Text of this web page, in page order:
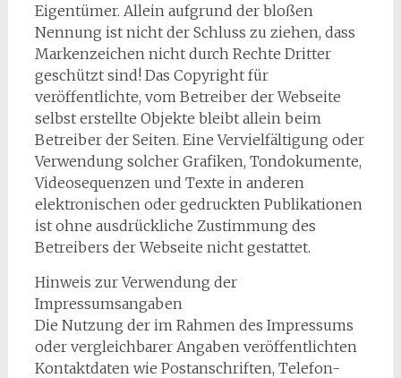
Eigentümer. Allein aufgrund der bloßen
Nennung ist nicht der Schluss zu ziehen, dass
Markenzeichen nicht durch Rechte Dritter
geschützt sind! Das Copyright für
veröffentlichte, vom Betreiber der Webseite
selbst erstellte Objekte bleibt allein beim
Betreiber der Seiten. Eine Vervielfältigung oder
Verwendung solcher Grafiken, Tondokumente,
Videosequenzen und Texte in anderen
elektronischen oder gedruckten Publikationen
ist ohne ausdrückliche Zustimmung des
Betreibers der Webseite nicht gestattet.
Hinweis zur Verwendung der
Impressumsangaben
Die Nutzung der im Rahmen des Impressums
oder vergleichbarer Angaben veröffentlichten
Kontaktdaten wie Postanschriften, Telefon-